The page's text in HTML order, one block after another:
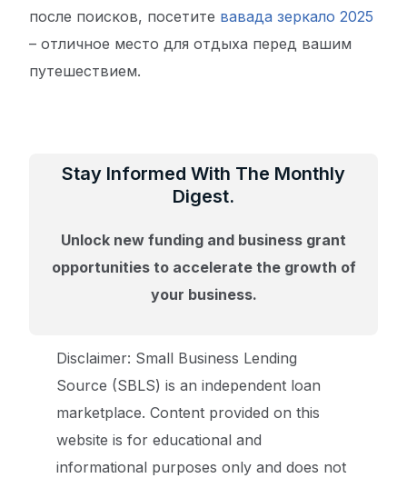
после поисков, посетите вавада зеркало 2025
– отличное место для отдыха перед вашим
путешествием.
Stay Informed With The Monthly
Digest.
Unlock new funding and business grant
opportunities to accelerate the growth of
your business.
Disclaimer: Small Business Lending
Source (SBLS) is an independent loan
marketplace. Content provided on this
website is for educational and
informational purposes only and does not